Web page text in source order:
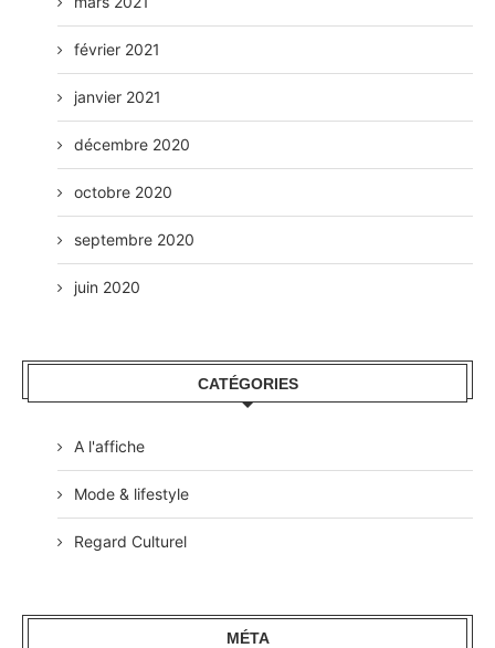
février 2021
janvier 2021
décembre 2020
octobre 2020
septembre 2020
juin 2020
CATÉGORIES
A l'affiche
Mode & lifestyle
Regard Culturel
MÉTA